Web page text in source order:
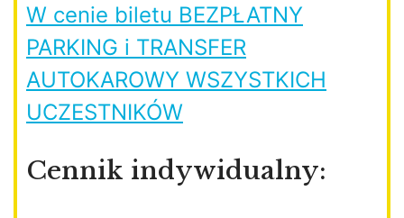
W cenie biletu BEZPŁATNY
PARKING i TRANSFER
AUTOKAROWY WSZYSTKICH
UCZESTNIKÓW
Cennik indywidualny: